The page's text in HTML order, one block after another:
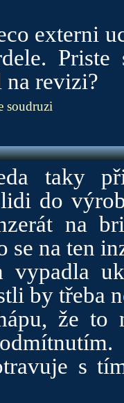
externi
revizi?
soudruzi
taky
lidi do
na
se na ten
by třeba
že to
s